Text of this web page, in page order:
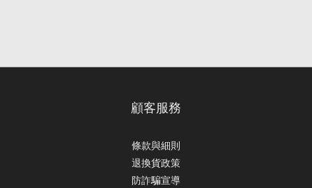
顧客服務
條款與細則
退換貨政策
防詐騙宣導